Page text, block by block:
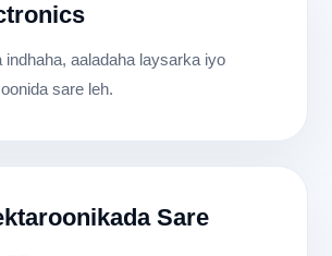
indhaha, aaladaha laysarka iyo
sare leh.
Sare